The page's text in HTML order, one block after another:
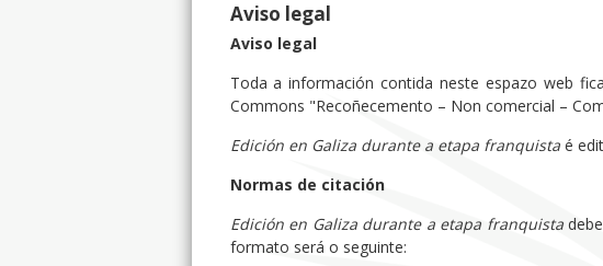
Aviso legal
Aviso legal
Toda a información contida neste espazo web
Commons "Recoñecemento – Non comercial –
Edición en Galiza durante a etapa franquistaé
Normas de citación
Edición en Galiza durante a etapa franquista
formato será o seguinte: